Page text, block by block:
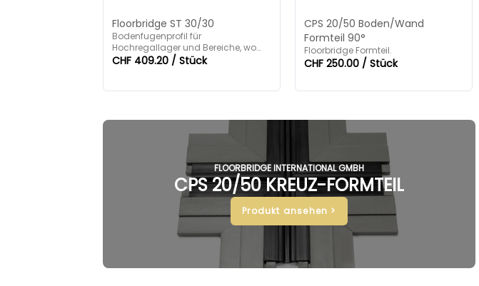
Floorbridge ST 30/30
Bodenfugenprofil für
Hochregallager und Bereiche, wo
eine grosse Abschleiftiefe
CHF 409.20 / Stück
CPS 20/50 Boden/Wand
Formteil 90°
Floorbridge Formteil.
CHF 250.00 / Stück
FLOORBRIDGE INTERNATIONAL GMBH
CPS 20/50 KREUZ-FORMTEIL
Produkt ansehen >